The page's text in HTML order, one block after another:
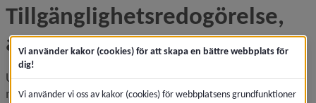
Tillgänglighetsredogörelse,
appar
Umeå kommun står bakom ett antal appar. Vi vill att så
många som möjligt ska kunna använda apparna. Det här
Vi använder kakor (cookies) för att skapa en bättre webbplats för
dig!
Vi använder vi oss av kakor (cookies) för webbplatsens grundfunktioner